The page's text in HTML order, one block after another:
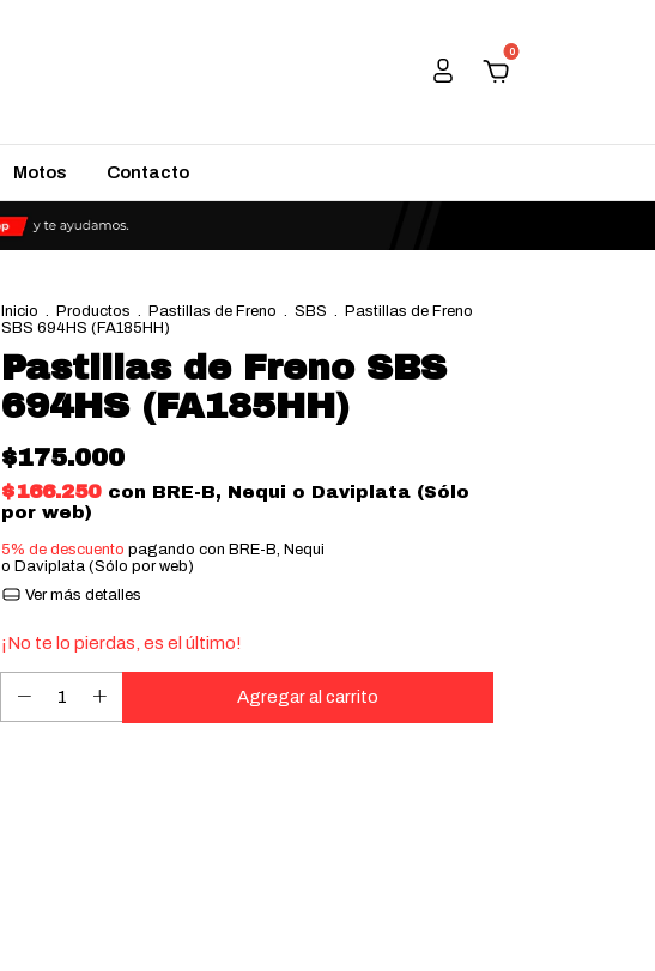
0
Motos Contacto
Inicio . Productos . Pastillas de Freno . SBS .
Pastillas de Freno
SBS 694HS (FA185HH)
Pastillas de Freno SBS
694HS (FA185HH)
$175.000
$166.250 con BRE-B, Nequi o Daviplata (Sólo
por web)
5% de descuento pagando con BRE-B, Nequi
o Daviplata (Sólo por web)
Ver más detalles
¡No te lo pierdas, es el último!